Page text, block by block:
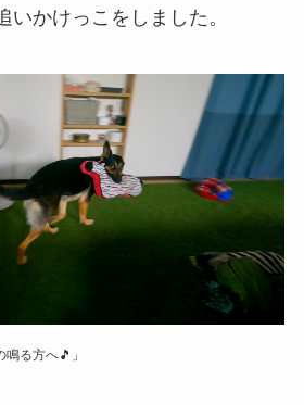
いかけっこをしました。
る方へ🎵」